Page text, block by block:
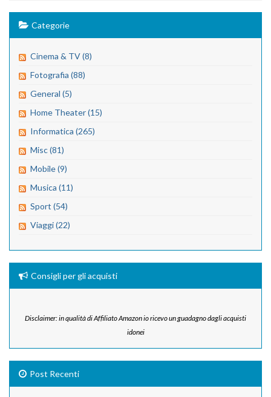
Categorie
Cinema & TV (8)
Fotografia (88)
General (5)
Home Theater (15)
Informatica (265)
Misc (81)
Mobile (9)
Musica (11)
Sport (54)
Viaggi (22)
Consigli per gli acquisti
Disclaimer: in qualità di Affiliato Amazon io ricevo un guadagno dagli acquisti
idonei
Post Recenti